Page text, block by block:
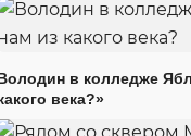
в колледже
века?»